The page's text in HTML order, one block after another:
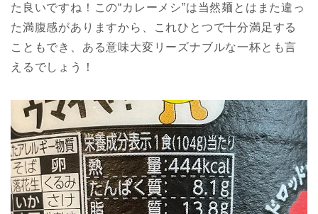
た良いですね！この“カレーメシ”は当然麺とはまた違っ
た満腹感がありますから、これひとつで十分満足する
こともでき、ある意味大変リーズナブルな一杯とも言
えるでしょう！